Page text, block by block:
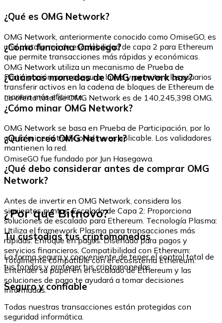
¿Qué es OMG Network?
OMG Network, anteriormente conocido como OmiseGO, es
una plataforma de escalabilidad de capa 2 para Ethereum
que permite transacciones más rápidas y económicas.
¿Cómo funciona Omisego?
OMG Network utiliza un mecanismo de Prueba de
Participación para asegurar la red y permite a los usuarios
transferir activos en la cadena de bloques de Ethereum de
manera más eficiente.
¿Cuántas monedas de OMG network hay?
La oferta total de OMG Network es de 140,245,398 OMG.
¿Cómo minar OMG Network?
OMG Network se basa en Prueba de Participación, por lo
que la minería tradicional no es aplicable. Los validadores
mantienen la red.
¿Quién creó OMG Network?
OmiseGO fue fundado por Jun Hasegawa.
¿Qué debo considerar antes de comprar OMG
Network?
Antes de invertir en OMG Network, considera los
siguientes puntos: Escalado de Capa 2: Proporciona
soluciones de escalado para Ethereum. Tecnología Plasma:
Utiliza el framework Plasma para transacciones más
rápidas. Enfoque en pagos: Diseñado para pagos y
servicios financieros. Compatibilidad con Ethereum:
Totalmente compatible con el ecosistema Ethereum.
Entender su papel en el escalado de Ethereum y las
soluciones de pago te ayudará a tomar decisiones
informadas.
¿Por qué Bitnovo?
Tu custodias tus criptomonedas
La forma segura y conveniente de tener el control total de
tus fondos y proteger tus criptomonedas.
Seguro y confiable
Todas nuestras transacciones están protegidas con
seguridad informática.